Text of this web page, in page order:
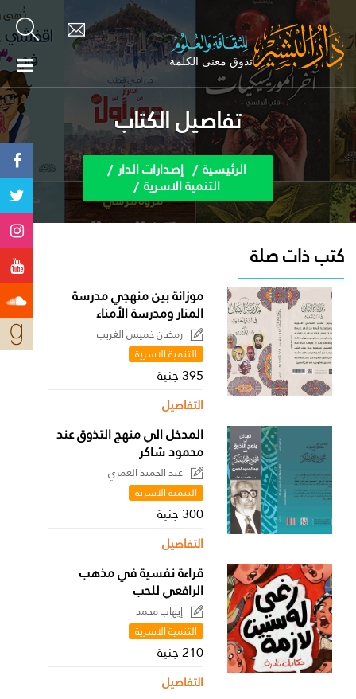
تفاصيل الكتاب
الرئيسية إصدارات الدار
التنمية الاسرية
كتب ذات صلة
موزانة بين منهجي مدرسة
المنار ومدرسة الأمناء
رمضان خميس الغريب
التنمية الاسرية
395 جنية
التفاصيل
المدخل الي منهج التذوق عند
محمود شاكر
عبد الحميد العمري
التنمية الاسرية
300 جنية
التفاصيل
قراءة نفسية في مذهب
الرافعي للحب
إيهاب محمد
التنمية الاسرية
210 جنية
التفاصيل